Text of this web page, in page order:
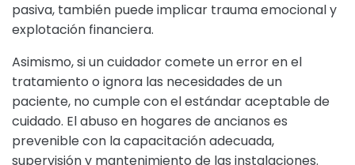
pasiva, también puede implicar trauma emocional y
explotación financiera.
Asimismo, si un cuidador comete un error en el
tratamiento o ignora las necesidades de un
paciente, no cumple con el estándar aceptable de
cuidado. El abuso en hogares de ancianos es
prevenible con la capacitación adecuada,
supervisión y mantenimiento de las instalaciones.